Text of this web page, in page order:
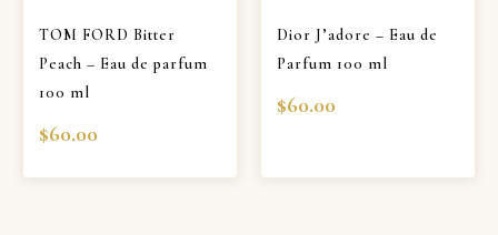
TOM FORD Bitter
Peach – Eau de parfum
100 ml
$60.00
Dior J’adore – Eau de
Parfum 100 ml
$60.00